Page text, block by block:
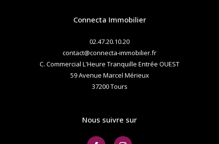
Connecta Immobilier
02.47.20.10.20
contact@connecta-immobilier.fr
C. Commercial L'Heure Tranquille Entrée OUEST
59 Avenue Marcel Mérieux
37200 tours
Nous suivre sur